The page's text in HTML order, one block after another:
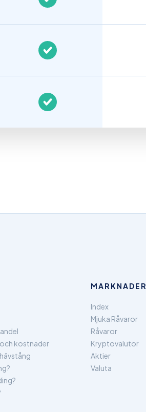
kostnader
MARKNADER
Index
Mjuka Råvaror
Råvaror
Kryptovalutor
Aktier
Valuta